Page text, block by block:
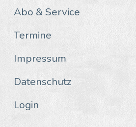
Abo & Service
Termine
Impressum
Datenschutz
Login